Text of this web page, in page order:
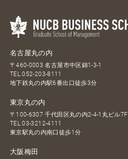
名古屋丸の内
〒460-0003 名古屋市中区錦1-3-1
TEL052-203-8111
地下鉄丸の内駅6番出口徒歩3分
東京丸の内
〒100-6307 千代田区丸の内2-4-1丸ビル7F
TEL03-3212-4111
東京駅丸の内南口徒歩1分
大阪梅田